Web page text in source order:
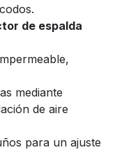
de espalda
mediante
de aire
para un ajuste